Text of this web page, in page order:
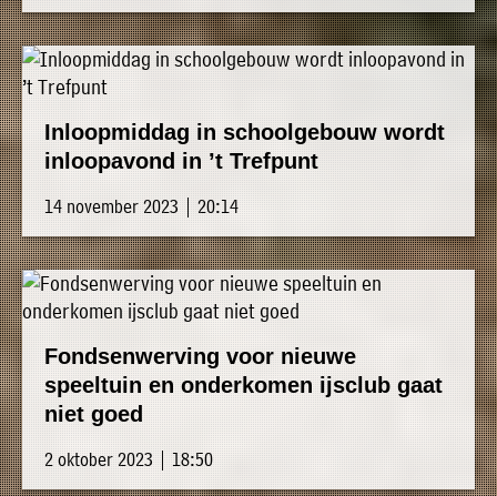
Inloopmiddag in schoolgebouw wordt
inloopavond in ’t Trefpunt
14 november 2023 | 20:14
Fondsenwerving voor nieuwe
speeltuin en onderkomen ijsclub gaat
niet goed
2 oktober 2023 | 18:50